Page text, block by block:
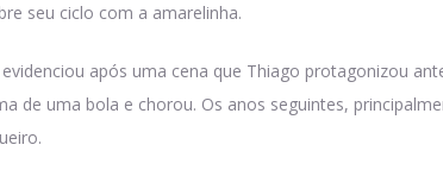
seu ciclo com a amarelinha.
após uma cena que Thiago protagonizou
de uma bola e chorou. Os anos seguintes,